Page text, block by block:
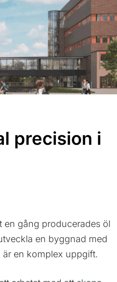
precision i
en gång producerades öl
en byggnad med
är en komplex uppgift.